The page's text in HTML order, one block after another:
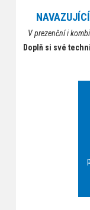
V prezenční i
Doplň si své